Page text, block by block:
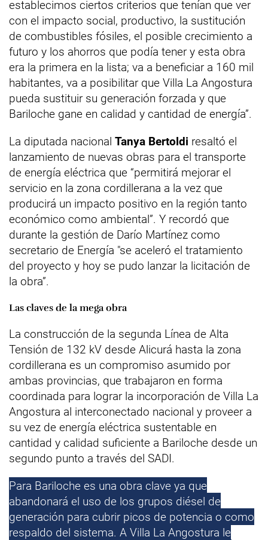
establecimos ciertos criterios que tenían que ver
con el impacto social, productivo, la sustitución
de combustibles fósiles, el posible crecimiento a
futuro y los ahorros que podía tener y esta obra
era la primera en la lista; va a beneficiar a 160 mil
habitantes, va a posibilitar que Villa La Angostura
pueda sustituir su generación forzada y que
Bariloche gane en calidad y cantidad de energía”.
La diputada nacional Tanya Bertoldi resaltó el
lanzamiento de nuevas obras para el transporte
de energía eléctrica que “permitirá mejorar el
servicio en la zona cordillerana a la vez que
producirá un impacto positivo en la región tanto
económico como ambiental”. Y recordó que
durante la gestión de Darío Martínez como
secretario de Energía "se aceleró el tratamiento
del proyecto y hoy se pudo lanzar la licitación de
la obra”.
Las claves de la mega obra
La construcción de la segunda Línea de Alta
Tensión de 132 kV desde Alicurá hasta la zona
cordillerana es un compromiso asumido por
ambas provincias, que trabajaron en forma
coordinada para lograr la incorporación de Villa La
Angostura al interconectado nacional y proveer a
su vez de energía eléctrica sustentable en
cantidad y calidad suficiente a Bariloche desde un
segundo punto a través del SADI.
Para Bariloche es una obra clave ya que
abandonará el uso de los grupos diésel de
generación para cubrir picos de potencia o como
respaldo del sistema. A Villa La Angostura le